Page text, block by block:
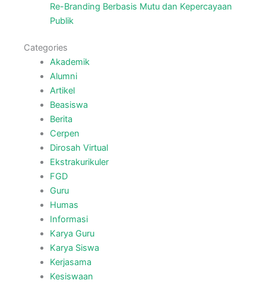
Re-Branding Berbasis Mutu dan Kepercayaan
Publik
Categories
Akademik
Alumni
Artikel
Beasiswa
Berita
Cerpen
Dirosah Virtual
Ekstrakurikuler
FGD
Guru
Humas
Informasi
Karya Guru
Karya Siswa
Kerjasama
Kesiswaan